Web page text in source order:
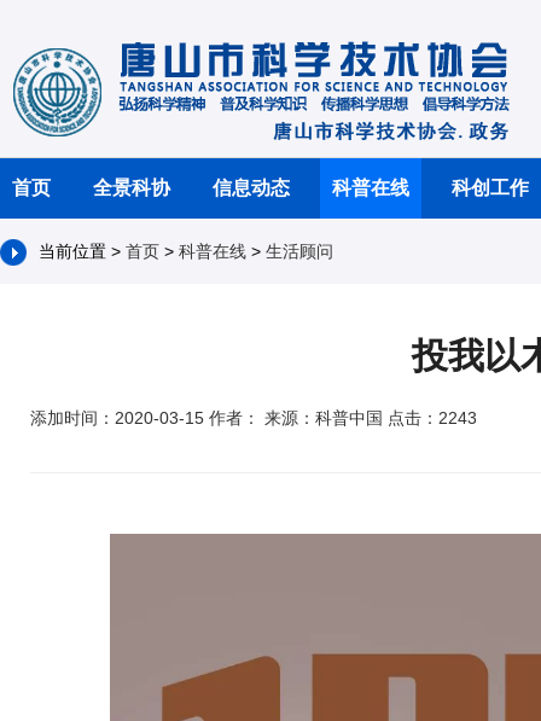
首页 全景科协 信息动态 科普在线 科创工作
当前位置 > 首页 > 科普在线 > 生活顾问
投我以
添加时间：2020-03-15 作者： 来源：科普中国 点击：2243